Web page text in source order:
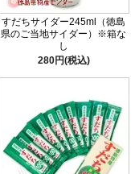
すだちサイダー245ml（徳島
県のご当地サイダー）※箱な
し
280円(税込)